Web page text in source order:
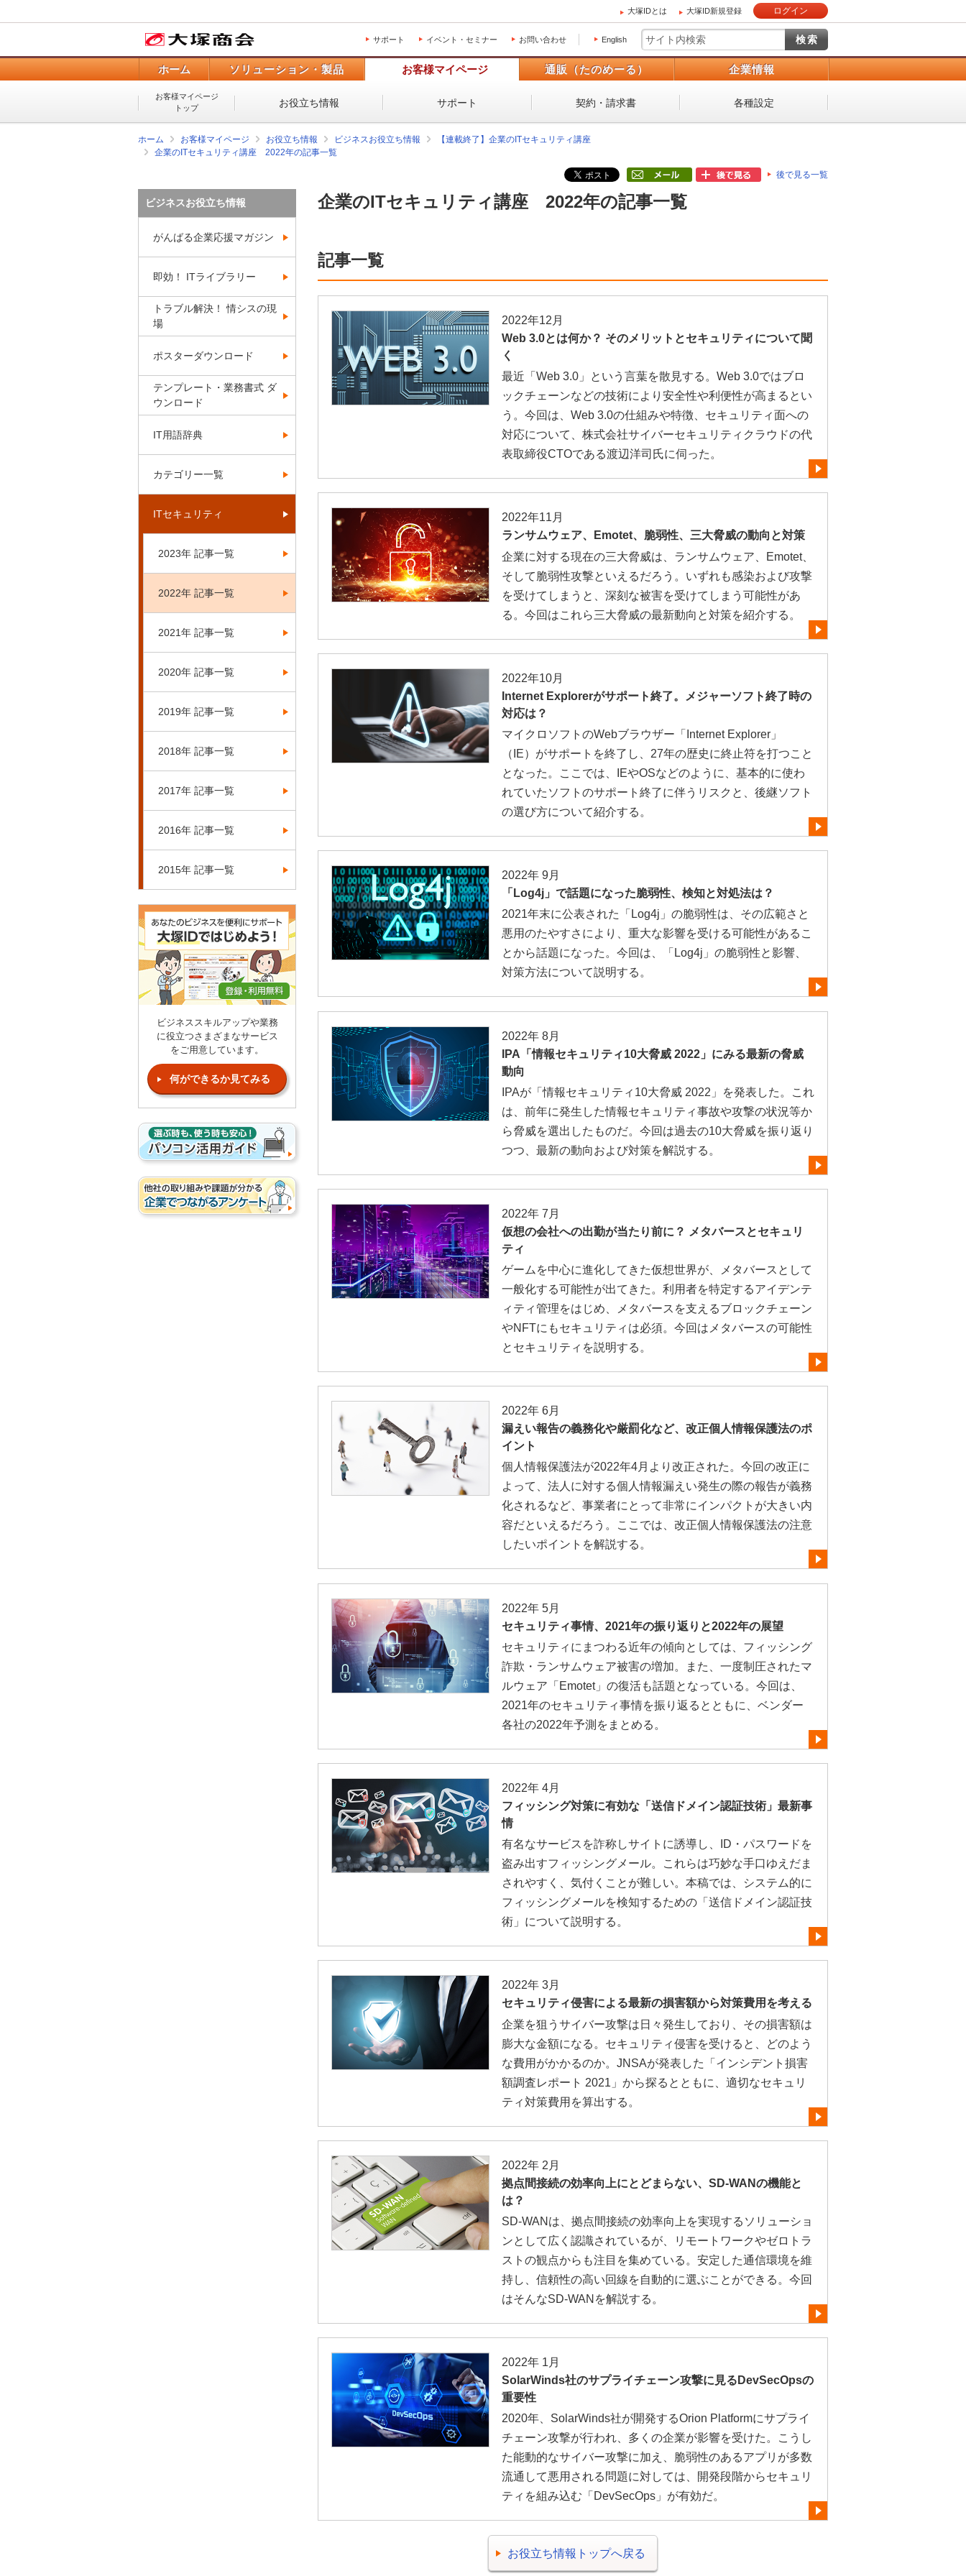
大塚IDとは 大塚ID新規登録 ログイン
サポート イベント・セミナー お問い合わせ English
ホーム ソリューション・製品 お客様マイページ 通販（たのめーる） 企業情報
お客様マイページ
トップ
お役立ち情報 サポート 契約・請求書 各種設定
ホーム お客様マイページ お役立ち情報 ビジネスお役立ち情報
【連載終了】企業のITセキュリティ講座
企業のITセキュリティ講座 2022年の記事一覧
後で見る一覧
企業のITセキュリティ講座 2022年の記事一覧
記事一覧
2022年12月
Web 3.0とは何か？ そのメリットとセキュリティについて聞
く
最近「Web 3.0」という言葉を散見する。Web 3.0ではブロ
ックチェーンなどの技術により安全性や利便性が高まるとい
う。今回は、Web 3.0の仕組みや特徴、セキュリティ面への
対応について、株式会社サイバーセキュリティクラウドの代
表取締役CTOである渡辺洋司氏に伺った。
2022年11月
ランサムウェア、Emotet、脆弱性、三大脅威の動向と対策
企業に対する現在の三大脅威は、ランサムウェア、Emotet、
そして脆弱性攻撃といえるだろう。いずれも感染および攻撃
を受けてしまうと、深刻な被害を受けてしまう可能性があ
る。今回はこれら三大脅威の最新動向と対策を紹介する。
2022年10月
Internet Explorerがサポート終了。メジャーソフト終了時の
対応は？
マイクロソフトのWebブラウザー「Internet Explorer」
（IE）がサポートを終了し、27年の歴史に終止符を打つこと
となった。ここでは、IEやOSなどのように、基本的に使わ
れていたソフトのサポート終了に伴うリスクと、後継ソフト
の選び方について紹介する。
2022年 9月
「Log4j」で話題になった脆弱性、検知と対処法は？
2021年末に公表された「Log4j」の脆弱性は、その広範さと
悪用のたやすさにより、重大な影響を受ける可能性があるこ
とから話題になった。今回は、「Log4j」の脆弱性と影響、
対策方法について説明する。
2022年 8月
IPA「情報セキュリティ10大脅威 2022」にみる最新の脅威
動向
IPAが「情報セキュリティ10大脅威 2022」を発表した。これ
は、前年に発生した情報セキュリティ事故や攻撃の状況等か
ら脅威を選出したものだ。今回は過去の10大脅威を振り返り
つつ、最新の動向および対策を解説する。
2022年 7月
仮想の会社への出勤が当たり前に？ メタバースとセキュリ
ティ
ゲームを中心に進化してきた仮想世界が、メタバースとして
一般化する可能性が出てきた。利用者を特定するアイデンテ
ィティ管理をはじめ、メタバースを支えるブロックチェーン
やNFTにもセキュリティは必須。今回はメタバースの可能性
とセキュリティを説明する。
2022年 6月
漏えい報告の義務化や厳罰化など、改正個人情報保護法のポ
イント
個人情報保護法が2022年4月より改正された。今回の改正に
よって、法人に対する個人情報漏えい発生の際の報告が義務
化されるなど、事業者にとって非常にインパクトが大きい内
容だといえるだろう。ここでは、改正個人情報保護法の注意
したいポイントを解説する。
2022年 5月
セキュリティ事情、2021年の振り返りと2022年の展望
セキュリティにまつわる近年の傾向としては、フィッシング
詐欺・ランサムウェア被害の増加。また、一度制圧されたマ
ルウェア「Emotet」の復活も話題となっている。今回は、
2021年のセキュリティ事情を振り返るとともに、ベンダー
各社の2022年予測をまとめる。
2022年 4月
フィッシング対策に有効な「送信ドメイン認証技術」最新事
情
有名なサービスを詐称しサイトに誘導し、ID・パスワードを
盗み出すフィッシングメール。これらは巧妙な手口ゆえだま
されやすく、気付くことが難しい。本稿では、システム的に
フィッシングメールを検知するための「送信ドメイン認証技
術」について説明する。
2022年 3月
セキュリティ侵害による最新の損害額から対策費用を考える
企業を狙うサイバー攻撃は日々発生しており、その損害額は
膨大な金額になる。セキュリティ侵害を受けると、どのよう
な費用がかかるのか。JNSAが発表した「インシデント損害
額調査レポート 2021」から探るとともに、適切なセキュリ
ティ対策費用を算出する。
2022年 2月
拠点間接続の効率向上にとどまらない、SD-WANの機能と
は？
SD-WANは、拠点間接続の効率向上を実現するソリューショ
ンとして広く認識されているが、リモートワークやゼロトラ
ストの観点からも注目を集めている。安定した通信環境を維
持し、信頼性の高い回線を自動的に選ぶことができる。今回
はそんなSD-WANを解説する。
2022年 1月
SolarWinds社のサプライチェーン攻撃に見るDevSecOpsの
重要性
2020年、SolarWinds社が開発するOrion Platformにサプライ
チェーン攻撃が行われ、多くの企業が影響を受けた。こうし
た能動的なサイバー攻撃に加え、脆弱性のあるアプリが多数
流通して悪用される問題に対しては、開発段階からセキュリ
ティを組み込む「DevSecOps」が有効だ。
お役立ち情報トップへ戻る
ビジネスお役立ち情報
がんばる企業応援マガジン
即効！ ITライブラリー
トラブル解決！ 情シスの現
場
ポスターダウンロード
テンプレート・業務書式 ダ
ウンロード
IT用語辞典
カテゴリー一覧
ITセキュリティ
2023年 記事一覧
2022年 記事一覧
2021年 記事一覧
2020年 記事一覧
2019年 記事一覧
2018年 記事一覧
2017年 記事一覧
2016年 記事一覧
2015年 記事一覧
ビジネススキルアップや業務
に役立つさまざまなサービス
をご用意しています。
何ができるか見てみる